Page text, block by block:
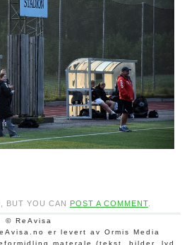
BUT YOU CAN POST A COMMENT.
© ReAvisa
er levert av Ormis Media
materale (tekst, bilder, lyd